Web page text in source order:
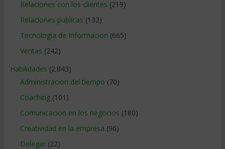
Relaciones con los clientes (219)
Relaciones publicas (132)
Tecnologia de Informacion (665)
Ventas (242)
Habilidades (2.843)
Administracion del tiempo (70)
Coaching(101)
Comunicacion en los negocios (180)
Creatividad en la empresa (96)
Delegar(22)